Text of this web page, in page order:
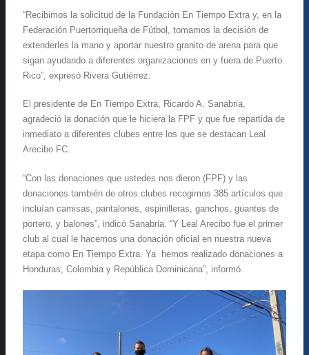
“Recibimos la solicitud de la Fundación En Tiempo Extra y, en la
Federación Puertorriqueña de Fútbol, tomamos la decisión de
extenderles la mano y aportar nuestro granito de arena para que
sigan ayudando a diferentes organizaciones en y fuera de Puerto
Rico”, expresó Rivera Gutiérrez.
El presidente de En Tiempo Extra, Ricardo A. Sanabria,
agradeció la donación que le hiciera la FPF y que fue repartida de
inmediato a diferentes clubes entre los que se destacan Leal
Arecibo FC.
“Con las donaciones que ustedes nos dieron (FPF) y las
donaciones también de otros clubes recogimos 385 artículos que
incluían camisas, pantalones, espinilleras, ganchos, guantes de
portero, y balones”, indicó Sanabria. “Y Leal Arecibo fue el primer
club al cual le hacemos una donación oficial en nuestra nueva
etapa como En Tiempo Extra. Ya hemos realizado donaciones a
Honduras, Colombia y República Dominicana”, informó.